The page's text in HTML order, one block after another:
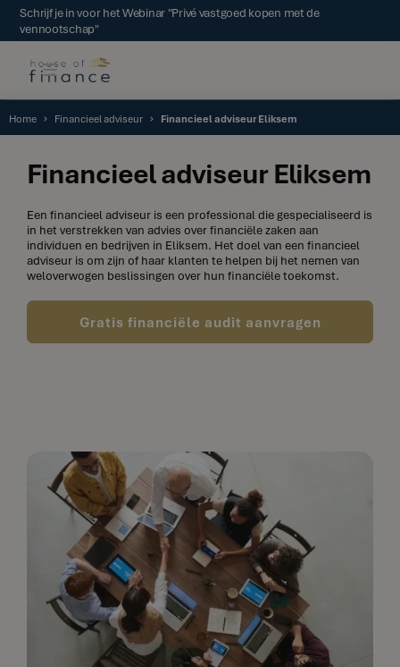
Schrijf je in voor het Webinar "Privé vastgoed kopen met de
vennootschap"
Home Financieel adviseur Financieel adviseur Eliksem
Financieel adviseur Eliksem
Een financieel adviseur is een professional die gespecialiseerd is
in het verstrekken van advies over financiële zaken aan
individuen en bedrijven in Eliksem. Het doel van een financieel
adviseur is om zijn of haar klanten te helpen bij het nemen van
weloverwogen beslissingen over hun financiële toekomst.
Gratis financiële audit aanvragen